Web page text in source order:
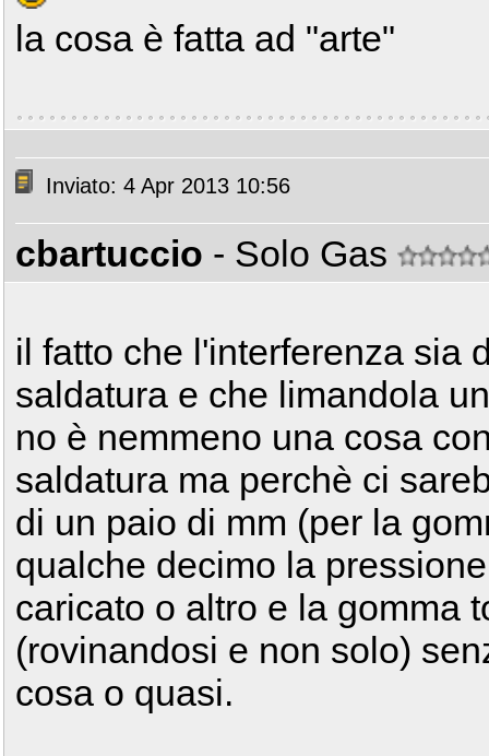
la cosa è fatta ad "arte"
Inviato: 4 Apr 2013 10:56
cbartuccio - Solo Gas
il fatto che l'interferenza sia
saldatura e che limandola
no è nemmeno una cosa
saldatura ma perchè ci
di un paio di mm (per la
qualche decimo la
caricato o altro e la gomma
(rovinandosi e non solo)
cosa o quasi.